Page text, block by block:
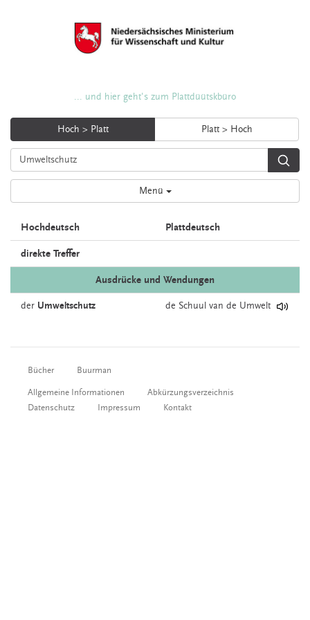
... und hier geht's zum Plattdüütskbüro
Hoch > Platt Platt > Hoch
Menü
Hochdeutsch Plattdeutsch
direkte Treffer
Ausdrücke und Wendungen
der Umweltschutz de Schuul van de Umwelt
Bücher Buurman
Allgemeine Informationen
Abkürzungsverzeichnis
Datenschutz
Impressum Kontakt